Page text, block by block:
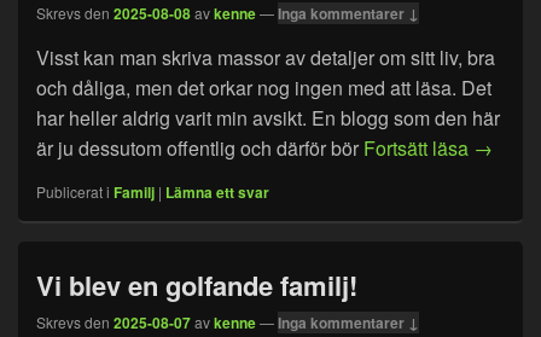
Skrevs den 2025-08-08avkenne—Inga kommentarer ↓
Visst kan man skriva massor av detaljer om sitt liv, bra
och dåliga, men det orkar nog ingen med att läsa. Det
har heller aldrig varit min avsikt. En blogg som den här
är ju dessutom offentlig och därför bör Fortsätt läsa Epilog
→
Publicerat i Familj | Lämna ett svar
Vi blev en golfande familj!
Skrevs den 2025-08-07avkenne—Inga kommentarer ↓